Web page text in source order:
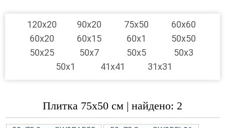
120x20 90x20 75x50
60x60
60x20
60x15 60x1
50x50
50x25
50x7 50x5
50x3
50x1
41x41 31x31
Плитка 75x50 см | найдено: 2